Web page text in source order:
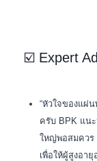
☑️ Expert
“หัวใจของแผ่
ครับ BPK แน
ใหญ่พอสมควร
เพื่อให้ผู้สูงอา